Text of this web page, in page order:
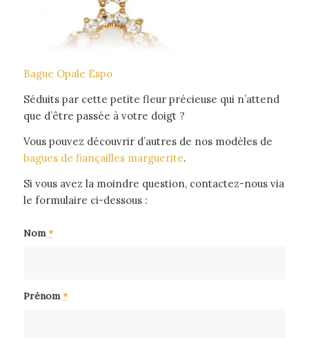
Bague Opale Espo
Séduits par cette petite fleur précieuse qui n’attend
que d’être passée à votre doigt ?
Vous pouvez découvrir d’autres de nos modèles de
bagues de fiançailles marguerite.
Si vous avez la moindre question, contactez-nous via
le formulaire ci-dessous :
Nom*
Prénom*